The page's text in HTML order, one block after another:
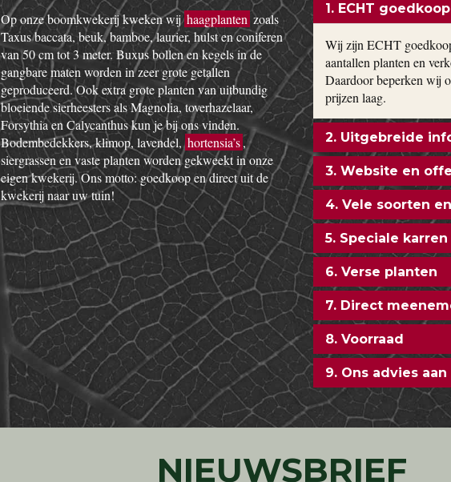
Op onze boomkwekerij kweken wijhaagplanten zoals
Taxus baccata, beuk, bamboe, laurier, hulst en coniferen
van 50 cm tot 3 meter. Buxus bollen en kegels in de
gangbare maten worden in zeer grote getallen
geproduceerd. Ook extra grote planten van uitbundig
bloeiende sierheesters als Magnolia, toverhazelaar,
Forsythia en Calycanthus kun je bij ons vinden.
Bodembedekkers, klimop, lavendel,hortensia’s,
siergrassen en vaste planten worden gekweekt in onze
eigen kwekerij. Ons motto: goedkoop en direct uit de
kwekerij naar uw tuin!
1. ECHT goedkoop
Wij zijn ECHT
aantallen planten en
Daardoor beperken wij
prijzen laag.
2. Uitgebreide
3. Website en
4. Vele soorten
5. Speciale
6. Verse planten
7. Direct
8. Voorraad
9. Ons advies aan
NIEUWSBRIEF